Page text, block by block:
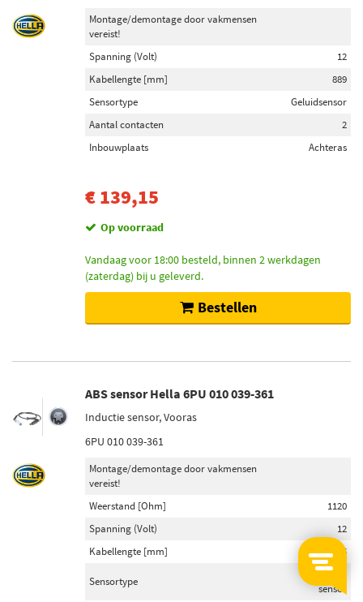
Montage/demontage door vakmensen
vereist!
Spanning (Volt)
12
Kabellengte [mm]
889
Sensortype
Geluidsensor
Aantal contacten
2
Inbouwplaats
Achteras
€ 139,15
Op voorraad
Vandaag voor 18:00 besteld, binnen 2 werkdagen
(zaterdag) bij u geleverd.
Bestellen
ABS sensor Hella 6PU 010 039-361
Inductie sensor, Vooras
6PU 010 039-361
Montage/demontage door vakmensen
vereist!
Weerstand [Ohm]
1120
Spanning (Volt)
12
Kabellengte [mm]
555
Sensortype
Inductie
sensor